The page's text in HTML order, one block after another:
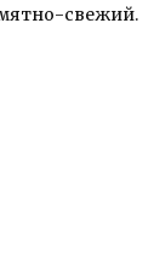
мятно-свежий.